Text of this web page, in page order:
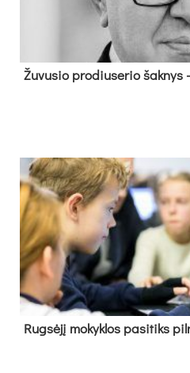
Žu­vu­sio pro­diu­se­rio šak­nys
Rug­sė­jį mo­kyk­los pa­si­tiks